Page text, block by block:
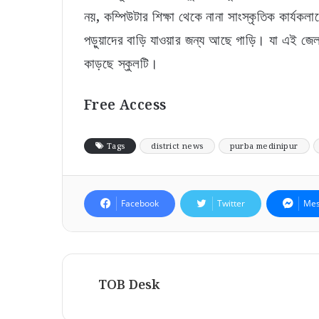
নয়, কম্পিউটার শিক্ষা থেকে নানা সাংস্কৃতিক
পড়ুয়াদের বাড়ি যাওয়ার জন্য আছে গাড়ি। যা এই
কাড়ছে স্কুলটি।
Free Access
Tags district news purba medinipur
Facebook Twitter
TOB Desk